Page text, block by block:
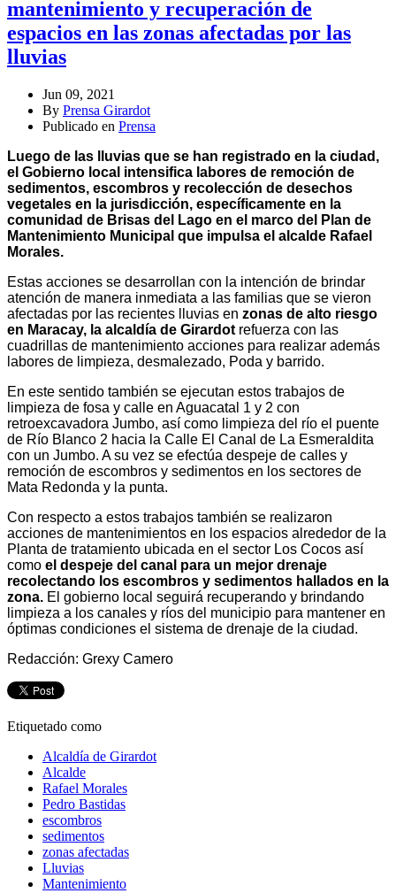
mantenimiento y recuperación de
espacios en las zonas afectadas por las
lluvias
Jun 09, 2021
By Prensa Girardot
Publicado en Prensa
Luego de las lluvias que se han registrado en la ciudad,
el Gobierno local intensifica labores de remoción de
sedimentos, escombros y recolección de desechos
vegetales en la jurisdicción, específicamente en la
comunidad de Brisas del Lago en el marco del Plan de
Mantenimiento Municipal que impulsa el alcalde Rafael
Morales.
Estas acciones se desarrollan con la intención de brindar
atención de manera inmediata a las familias que se vieron
afectadas por las recientes lluvias en zonas de alto riesgo
en Maracay, la alcaldía de Girardot refuerza con las
cuadrillas de mantenimiento acciones para realizar además
labores de limpieza, desmalezado, Poda y barrido.
En este sentido también se ejecutan estos trabajos de
limpieza de fosa y calle en Aguacatal 1 y 2 con
retroexcavadora Jumbo, así como limpieza del río el puente
de Río Blanco 2 hacia la Calle El Canal de La Esmeraldita
con un Jumbo. A su vez se efectúa despeje de calles y
remoción de escombros y sedimentos en los sectores de
Mata Redonda y la punta.
Con respecto a estos trabajos también se realizaron
acciones de mantenimientos en los espacios alrededor de la
Planta de tratamiento ubicada en el sector Los Cocos así
como el despeje del canal para un mejor drenaje
recolectando los escombros y sedimentos hallados en la
zona. El gobierno local seguirá recuperando y brindando
limpieza a los canales y ríos del municipio para mantener en
óptimas condiciones el sistema de drenaje de la ciudad.
Redacción: Grexy Camero
Etiquetado como
Alcaldía de Girardot
Alcalde
Rafael Morales
Pedro Bastidas
escombros
sedimentos
zonas afectadas
Lluvias
Mantenimiento